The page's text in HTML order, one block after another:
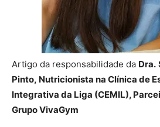
Artigo da responsabilidade da Dra.
Pinto, Nutricionista na Clínica de
Integrativa da Liga (CEMIL),
Grupo VivaGym